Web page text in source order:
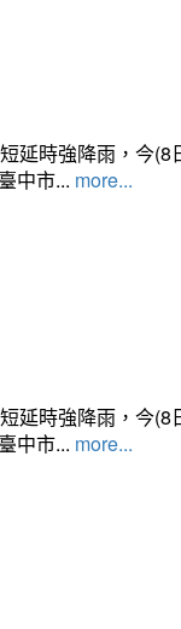
延時強降雨，今
中市... more...
延時強降雨，今
中市... more...